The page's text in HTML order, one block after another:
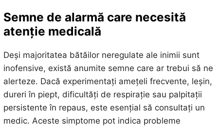
Semne de alarmă care necesită
atenție medicală
Deși majoritatea bătăilor neregulate ale inimii sunt
inofensive, există anumite semne care ar trebui să ne
alerteze. Dacă experimentați amețeli frecvente, leșin,
dureri în piept, dificultăți de respirație sau palpitații
persistente în repaus, este esențial să consultați un
medic. Aceste simptome pot indica probleme